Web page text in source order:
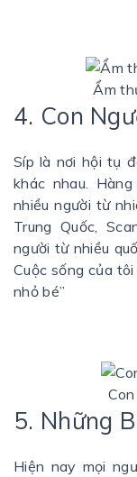
Ẩm
4. Con
Síp là nơi hội tụ
khác nhau.
nhiều người từ
Trung Quốc,
người từ nhiều
Cuộc sống của
nhỏ bé”
5. Những
Hiện nay mọi